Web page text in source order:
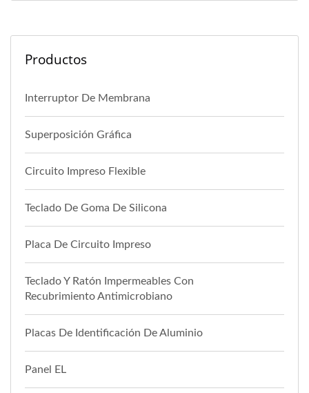
Productos
Interruptor De Membrana
Superposición Gráfica
Circuito Impreso Flexible
Teclado De Goma De Silicona
Placa De Circuito Impreso
Teclado Y Ratón Impermeables Con
Recubrimiento Antimicrobiano
Placas De Identificación De Aluminio
Panel EL